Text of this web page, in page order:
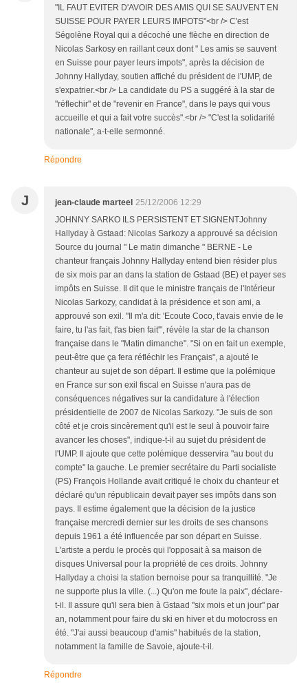
"IL FAUT EVITER D'AVOIR DES AMIS QUI SE SAUVENT EN
SUISSE POUR PAYER LEURS IMPOTS"<br /> C'est
Ségolène Royal qui a décoché une flèche en direction de
Nicolas Sarkosy en raillant ceux dont " Les amis se sauvent
en Suisse pour payer leurs impots", après la décision de
Johnny Hallyday, soutien affiché du président de l'UMP, de
s'expatrier.<br /> La candidate du PS a suggéré à la star de
"réflechir" et de "revenir en France", dans le pays qui vous
accueille et qui a fait votre succès".<br /> "C'est la solidarité
nationale", a-t-elle sermonné.
Répondre
J jean-claude marteel 25/12/2006 12:29
JOHNNY SARKO ILS PERSISTENT ET SIGNENTJohnny
Hallyday à Gstaad: Nicolas Sarkozy a approuvé sa décision
Source du journal " Le matin dimanche " BERNE - Le
chanteur français Johnny Hallyday entend bien résider plus
de six mois par an dans la station de Gstaad (BE) et payer ses
impôts en Suisse. Il dit que le ministre français de l'Intérieur
Nicolas Sarkozy, candidat à la présidence et son ami, a
approuvé son exil. "Il m'a dit: 'Ecoute Coco, t'avais envie de le
faire, tu l'as fait, t'as bien fait'", révèle la star de la chanson
française dans le "Matin dimanche". "Si on en fait un exemple,
peut-être que ça fera réfléchir les Français", a ajouté le
chanteur au sujet de son départ. Il estime que la polémique
en France sur son exil fiscal en Suisse n'aura pas de
conséquences négatives sur la candidature à l'élection
présidentielle de 2007 de Nicolas Sarkozy. "Je suis de son
côté et je crois sincèrement qu'il est le seul à pouvoir faire
avancer les choses", indique-t-il au sujet du président de
l'UMP. Il ajoute que cette polémique desservira "au bout du
compte" la gauche. Le premier secrétaire du Parti socialiste
(PS) François Hollande avait critiqué le choix du chanteur et
déclaré qu'un républicain devait payer ses impôts dans son
pays. Il estime également que la décision de la justice
française mercredi dernier sur les droits de ses chansons
depuis 1961 a été influencée par son départ en Suisse.
L'artiste a perdu le procès qui l'opposait à sa maison de
disques Universal pour la propriété de ces droits. Johnny
Hallyday a choisi la station bernoise pour sa tranquillité. "Je
ne supporte plus la ville. (...) Qu'on me foute la paix", déclare-
t-il. Il assure qu'il sera bien à Gstaad "six mois et un jour" par
an, notamment pour faire du ski en hiver et du motocross en
été. "J'ai aussi beaucoup d'amis" habitués de la station,
notamment la famille de Savoie, ajoute-t-il.
Répondre